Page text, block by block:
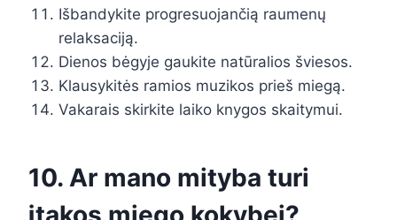
Išbandykite progresuojančią raumenų
relaksaciją.
Dienos bėgyje gaukite natūralios šviesos.
Klausykitės ramios muzikos prieš miegą.
Vakarais skirkite laiko knygos skaitymui.
10. Ar mano mityba turi